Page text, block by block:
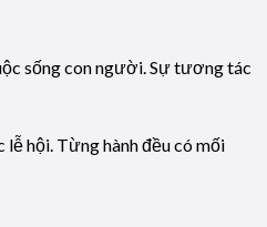
sống con người. Sự tương tác
hội. Từng hành đều có mối